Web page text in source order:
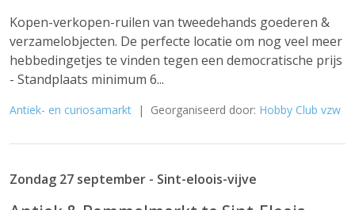
Kopen-verkopen-ruilen van tweedehands goederen &
verzamelobjecten. De perfecte locatie om nog veel meer
hebbedingetjes te vinden tegen een democratische prijs
- Standplaats minimum 6...
Antiek- en curiosamarkt | Georganiseerd door: Hobby Club vzw
Zondag 27 september - Sint-eloois-vijve